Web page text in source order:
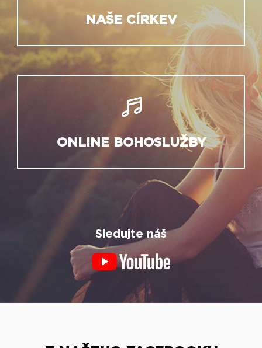
NAŠE CÍRKEV
ONLINE BOHOSLUŽBY
Sledujte náš